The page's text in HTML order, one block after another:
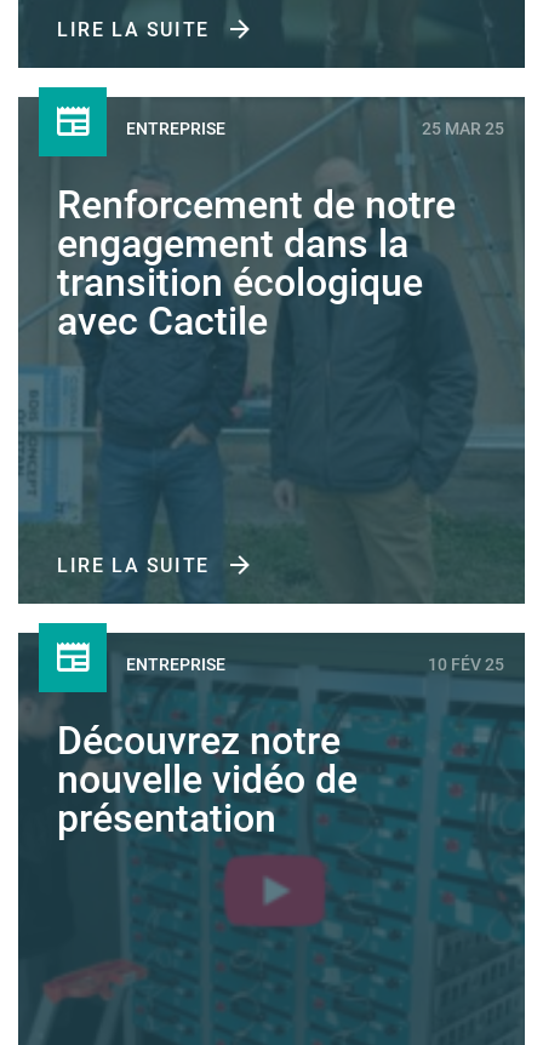
LIRE LA SUITE
ENTREPRISE 25 MAR 25
Renforcement de notre
engagement dans la
transition écologique
avec Cactile
LIRE LA SUITE
ENTREPRISE 10 FÉV 25
Découvrez notre
nouvelle vidéo de
présentation